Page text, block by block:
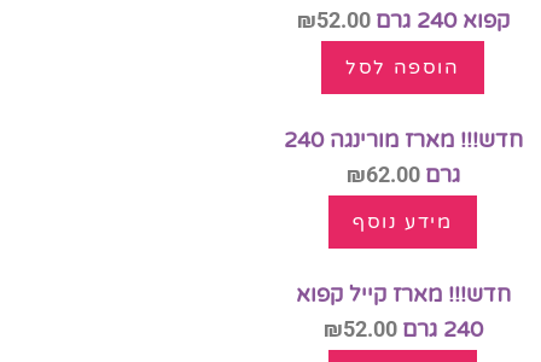
קפוא 240 גרם
₪52.00
הוספה לסל
חדש!!! מארז מורינגה 240
גרם
₪62.00
מידע נוסף
חדש!!! מארז קייל קפוא
240 גרם
₪52.00